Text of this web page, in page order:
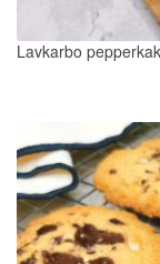
Lavkarbo